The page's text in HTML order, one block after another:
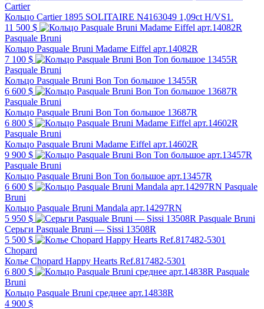
Cartier
Кольцо Cartier 1895 SOLITAIRE N4163049 1,09ct H/VS1.
11 500 $
Pasquale Bruni
Кольцо Pasquale Bruni Madame Eiffel арт.14082R
7 100 $
Pasquale Bruni
Кольцо Pasquale Bruni Bon Ton большое 13455R
6 600 $
Pasquale Bruni
Кольцо Pasquale Bruni Bon Ton большое 13687R
6 800 $
Pasquale Bruni
Кольцо Pasquale Bruni Madame Eiffel арт.14602R
9 900 $
Pasquale Bruni
Кольцо Pasquale Bruni Bon Ton большое арт.13457R
6 600 $
Pasquale
Bruni
Кольцо Pasquale Bruni Mandala арт.14297RN
5 950 $
Pasquale Bruni
Серьги Pasquale Bruni — Sissi 13508R
5 500 $
Chopard
Колье Chopard Happy Hearts Ref.817482-5301
6 800 $
Pasquale
Bruni
Кольцо Pasquale Bruni среднее арт.14838R
4 900 $